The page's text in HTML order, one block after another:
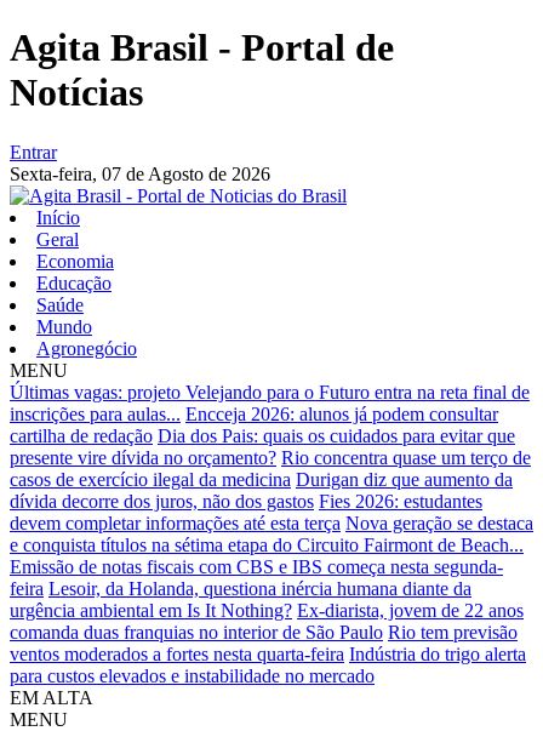
Agita Brasil - Portal de
Notícias
Entrar
Sexta-feira, 07 de Agosto de 2026
Início
Geral
Economia
Educação
Saúde
Mundo
Agronegócio
MENU
Últimas vagas: projeto Velejando para o Futuro entra na reta final de
inscrições para aulas... Encceja 2026: alunos já podem consultar
cartilha de redação Dia dos Pais: quais os cuidados para evitar que
presente vire dívida no orçamento? Rio concentra quase um terço de
casos de exercício ilegal da medicina Durigan diz que aumento da
dívida decorre dos juros, não dos gastos Fies 2026: estudantes
devem completar informações até esta terça Nova geração se destaca
e conquista títulos na sétima etapa do Circuito Fairmont de Beach...
Emissão de notas fiscais com CBS e IBS começa nesta segunda-
feira Lesoir, da Holanda, questiona inércia humana diante da
urgência ambiental em Is It Nothing? Ex-diarista, jovem de 22 anos
comanda duas franquias no interior de São Paulo Rio tem previsão
ventos moderados a fortes nesta quarta-feira Indústria do trigo alerta
para custos elevados e instabilidade no mercado
EM ALTA
MENU